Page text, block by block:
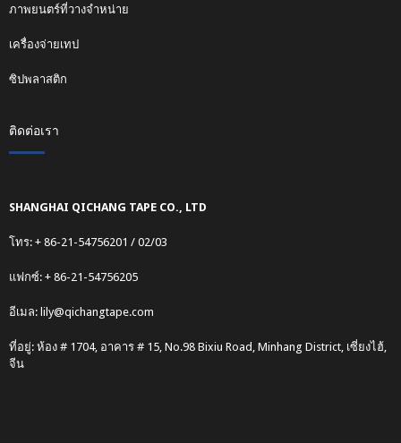
ภาพยนตร์ที่วางจำหน่าย
เครื่องจ่ายเทป
ซิปพลาสติก
ติดต่อเรา
SHANGHAI QICHANG TAPE CO., LTD
โทร: + 86-21-54756201 / 02/03
แฟกซ์: + 86-21-54756205
อีเมล: lily@qichangtape.com
ที่อยู่: ห้อง # 1704, อาคาร # 15, No.98 Bixiu Road, Minhang District, เซี่ยงไฮ้,
จีน